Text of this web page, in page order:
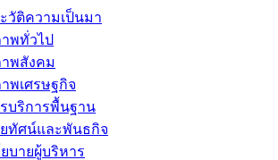
วัติความเป็นมา
พทั่วไป
พสังคม
พเศรษฐกิจ
บริการพื้นฐาน
ทัศน์และพันธกิจ
บายผู้บริหาร